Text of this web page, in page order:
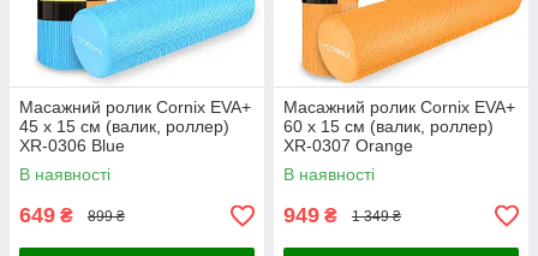
Масажний ролик Cornix EVA+
45 x 15 см (валик, роллер)
XR-0306 Blue
В наявності
649 ₴ 899 ₴
Масажний ролик Cornix EVA+
60 x 15 см (валик, роллер)
XR-0307 Orange
В наявності
949 ₴ 1 349 ₴